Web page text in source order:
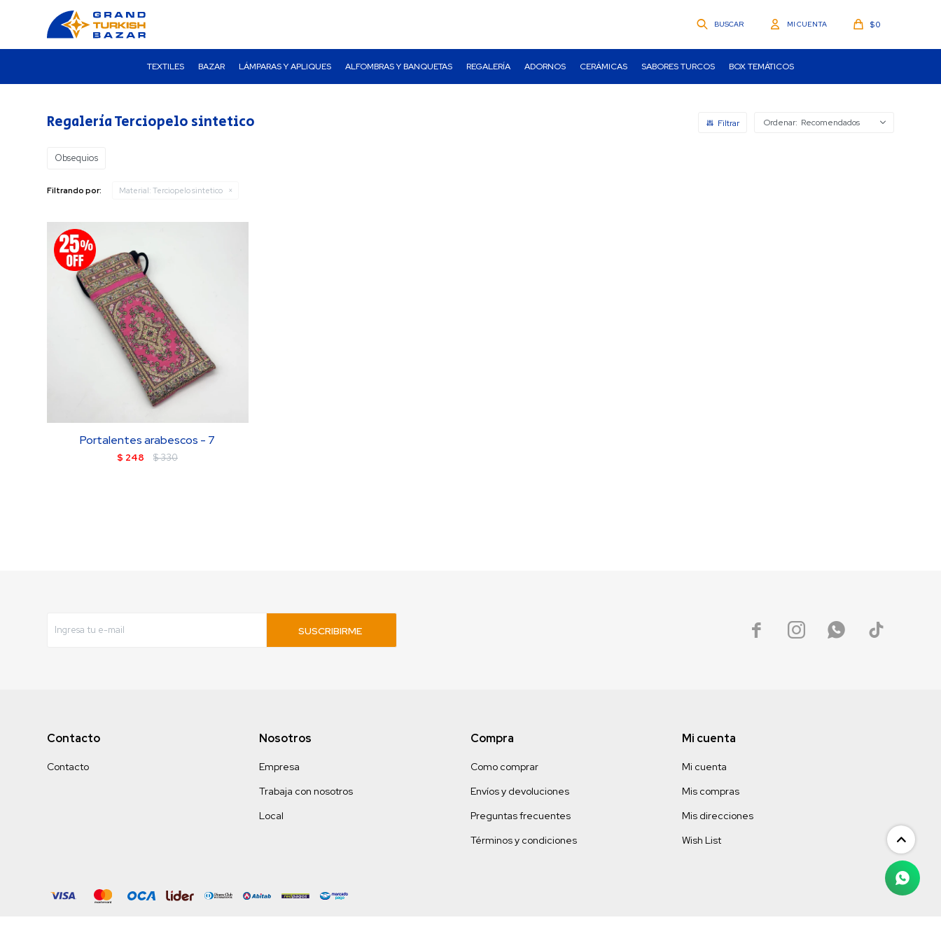
TEXTILES BAZAR LÁMPARAS Y APLIQUES ALFOMBRAS Y BANQUETAS REGALERÍA ADORNOS CERÁMICAS SABORES TURCOS BOX TEMÁTICOS
$0
Regalería Terciopelo sintetico Recomendados
Obsequios
Filtrando por: Material: Terciopelo sintetico
Portalentes arabescos - 7
$ 248 $330
SUSCRIBIRME    
Contacto
Contacto
Nosotros
Empresa
Trabaja con nosotros
Local
Compra
Como comprar
Envíos y devoluciones
Preguntas frecuentes
Términos y condiciones
Mi cuenta
Mi cuenta
Mis compras
Mis direcciones
Wish List